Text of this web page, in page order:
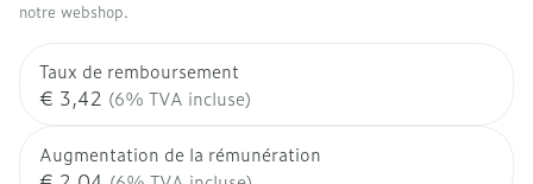
notre webshop.
Taux de remboursement
€ 3,42 (6% TVA incluse)
Augmentation de la rémunération